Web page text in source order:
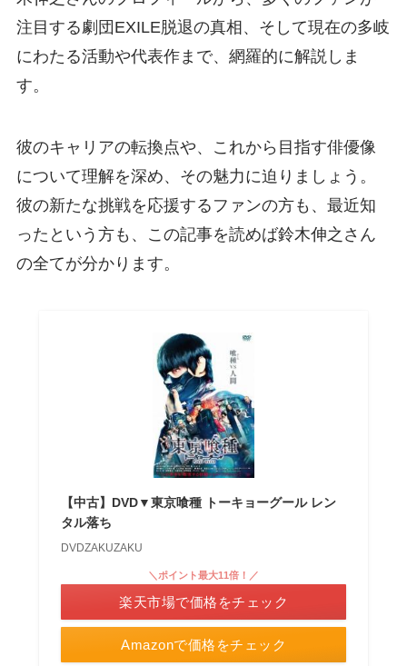
注目する劇団EXILE脱退の真相、そして現在の多岐
にわたる活動や代表作まで、網羅的に解説しま
す。
彼のキャリアの転換点や、これから目指す俳優像
について理解を深め、その魅力に迫りましょう。
彼の新たな挑戦を応援するファンの方も、最近知
ったという方も、この記事を読めば鈴木伸之さん
の全てが分かります。
【中古】DVD▼東京喰種 トーキョーグール レン
タル落ち
DVDZAKUZAKU
Amazonで価格をチェック
＼ポイント最大11倍！／
楽天市場で価格をチェック